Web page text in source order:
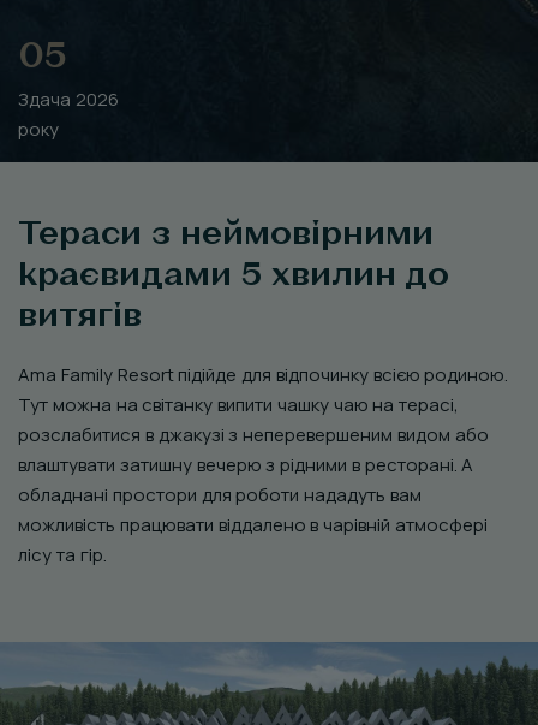
05
Здача 2026
року
Тераси з неймовірними
краєвидами 5 хвилин до
витягів
Ama Family Resort підійде для відпочинку всією родиною.
Тут можна на світанку випити чашку чаю на терасі,
розслабитися в джакузі з неперевершеним видом або
влаштувати затишну вечерю з рідними в ресторані. А
обладнані простори для роботи нададуть вам
можливість працювати віддалено в чарівній атмосфері
лісу та гір.